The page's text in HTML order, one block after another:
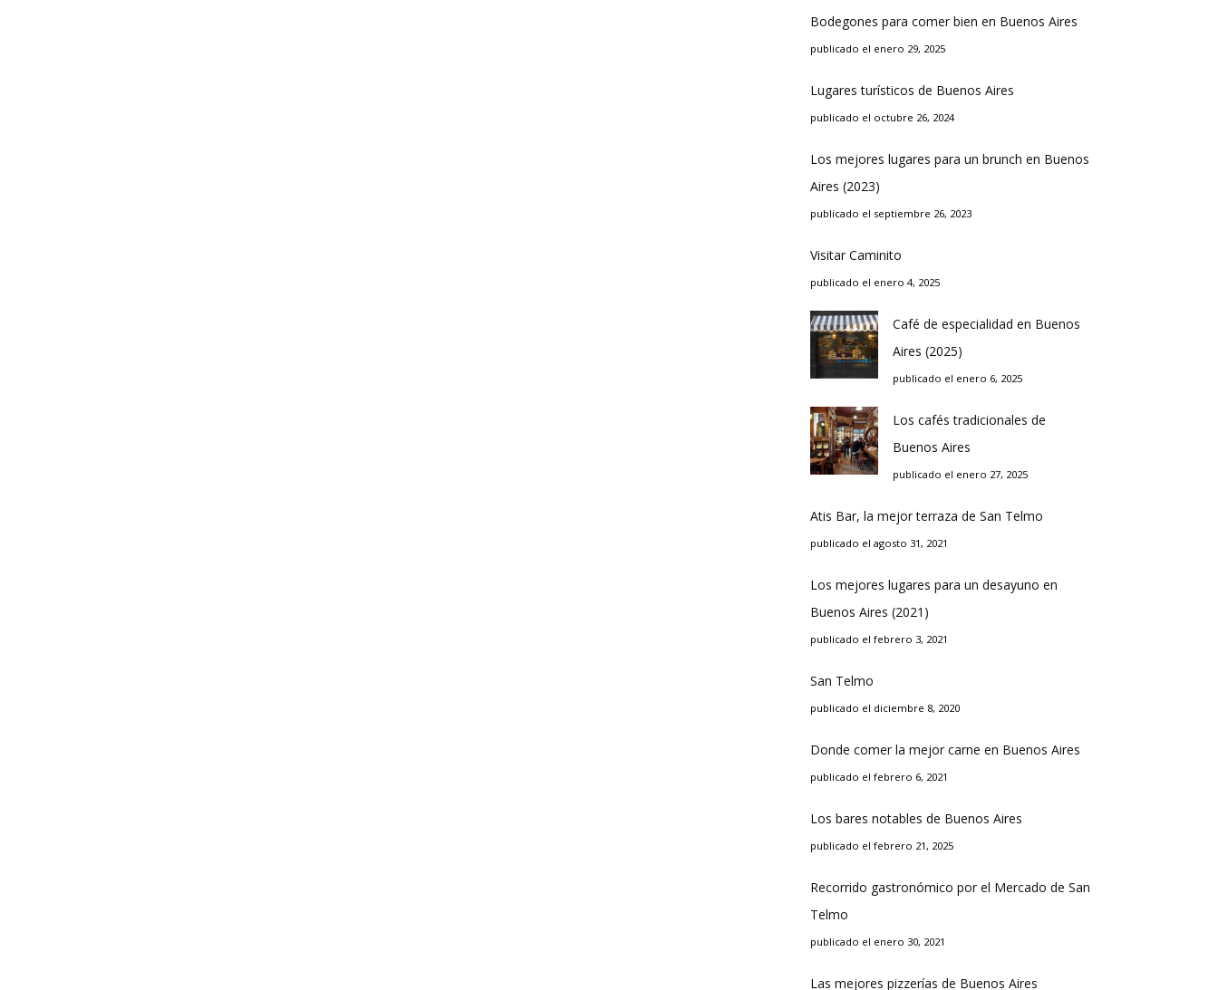
Bodegones para comer bien en Buenos Aires
publicado el enero 29, 2025
Lugares turísticos de Buenos Aires
publicado el octubre 26, 2024
Los mejores lugares para un brunch en Buenos
Aires (2023)
publicado el septiembre 26, 2023
Visitar Caminito
publicado el enero 4, 2025
Café de especialidad en Buenos
Aires (2025)
publicado el enero 6, 2025
Los cafés tradicionales de
Buenos Aires
publicado el enero 27, 2025
Atis Bar, la mejor terraza de San Telmo
publicado el agosto 31, 2021
Los mejores lugares para un desayuno en
Buenos Aires (2021)
publicado el febrero 3, 2021
San Telmo
publicado el diciembre 8, 2020
Donde comer la mejor carne en Buenos Aires
publicado el febrero 6, 2021
Los bares notables de Buenos Aires
publicado el febrero 21, 2025
Recorrido gastronómico por el Mercado de San
Telmo
publicado el enero 30, 2021
Las mejores pizzerías de Buenos Aires